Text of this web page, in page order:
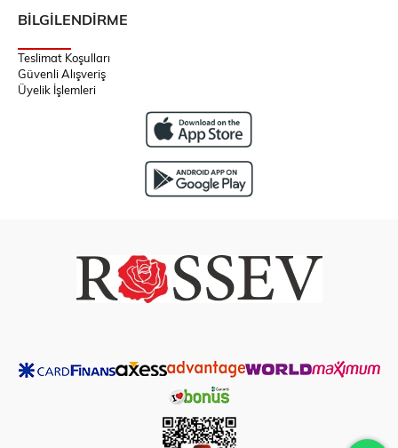
BİLGİLENDİRME
Teslimat Koşulları
Güvenli Alışveriş
Üyelik İşlemleri